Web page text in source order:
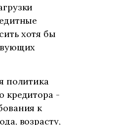
хотя бы
политика
кредитора -
к
возрасту,